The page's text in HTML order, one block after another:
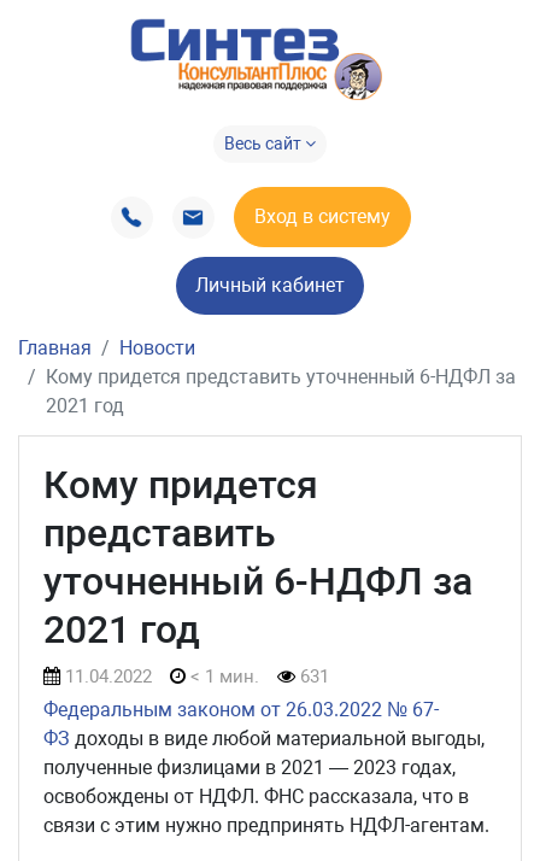
Весь сайт
Вход в систему
Личный кабинет
Главная
Новости
Кому придется представить уточненный 6-НДФЛ за
2021 год
Кому придется
представить
уточненный 6-НДФЛ за
2021 год
11.04.2022 < 1 мин. 631
Федеральным законом от 26.03.2022 № 67-
ФЗ доходы в виде любой материальной выгоды,
полученные физлицами в 2021 — 2023 годах,
освобождены от НДФЛ. ФНС рассказала, что в
связи с этим нужно предпринять НДФЛ-агентам.